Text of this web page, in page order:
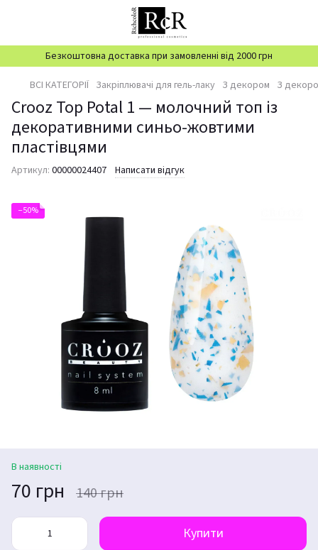
Безкоштовна доставка при замовленні від 2000 грн
ВСІ КАТЕГОРІЇ Закріплювачі для гель-лаку З декором З
Crooz Top Potal 1 — молочний топ із
декоративними синьо-жовтими
пластівцями
Артикул: 00000024407 Написати відгук
−50%
В наявності
70 грн 140 грн
Купити